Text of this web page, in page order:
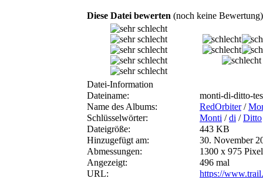
Diese Datei bewerten (noch keine Bewertung)
Datei-Information
Dateiname:
monti-di-ditto-
Name des Albums:
RedOrbiter/
Schlüsselwörter:
Monti /di /Ditto
Dateigröße:
443 KB
Hinzugefügt am:
30. November
Abmessungen:
1300 x 975 Pixel
Angezeigt:
496 mal
URL:
https://